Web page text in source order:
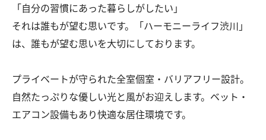
「自分の習慣にあった暮らしがしたい」
それは誰もが望む思いです。「ハーモニーライフ渋川」
は、誰もが望む思いを大切にしております。
プライベートが守られた全室個室・バリアフリー設計。
自然たっぷりな優しい光と風がお迎えします。ベット・
エアコン設備もあり快適な居住環境です。